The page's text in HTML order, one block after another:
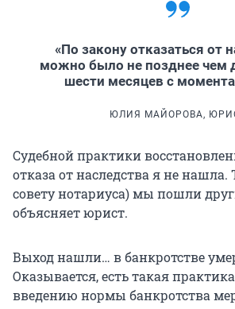
«По закону отказаться от
можно было не позднее чем
шести месяцев с
ЮЛИЯ МАЙОРОВА,
Судебной практики
отказа от наследства я не нашла.
совету нотариуса) мы пошли
объясняет юрист.
Выход нашли… в банкротстве
Оказывается, есть такая
введению нормы банкротства